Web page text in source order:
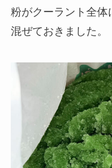
粉がクーラント全体
混ぜておきました。